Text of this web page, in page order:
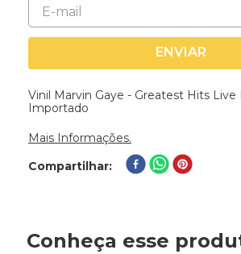
ENVIAR
Vinil Marvin Gaye - Greatest Hits Live
Importado
Mais Informações.
Compartilhar
Conheça esse